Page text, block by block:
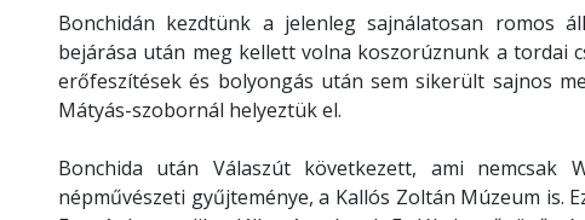
Bonchidán kezdtünk a jelenleg sajnálatosan romos
bejárása után meg kellett volna koszorúznunk a tordai
erőfeszítések és bolyongás után sem sikerült sajnos
Mátyás-szobornál helyeztük el.
Bonchida után Válaszút következett, ami nemcsak
népművészeti gyűjteménye, a Kallós Zoltán Múzeum